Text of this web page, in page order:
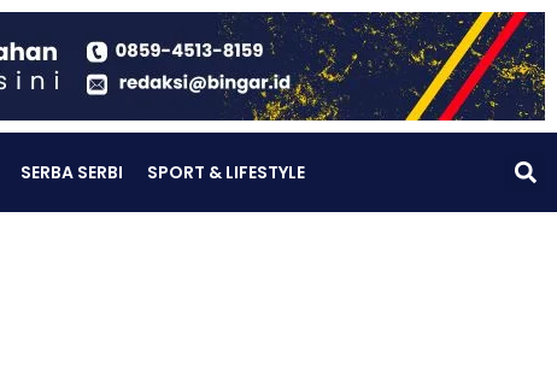
SERBA SERBI SPORT & LIFESTYLE